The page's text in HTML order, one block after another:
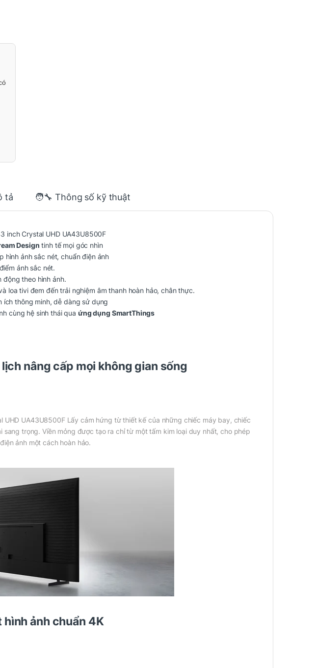
tả 🧑‍🔧 Thông số kỹ thuật
inch Crystal UHD UA43U8500F
Design tinh tế mọi góc nhìn
hình ảnh sắc nét, chuẩn điện ảnh
ảnh sắc nét.
theo hình ảnh.
loa tivi đem đến trải nghiệm âm thanh hoàn hảo, chân thực.
ích thông minh, dễ dàng sử dụng
cùng hệ sinh thái qua ứng dụng SmartThings
nâng cấp mọi không gian sống
UHD UA43U8500F Lấy cảm hứng từ thiết kế của những chiếc máy bay, chiếc
sang trọng. Viền mỏng được tạo ra chỉ từ một tấm kim loại duy nhất, cho phép
ảnh một cách hoàn hảo.
ảnh chuẩn 4K